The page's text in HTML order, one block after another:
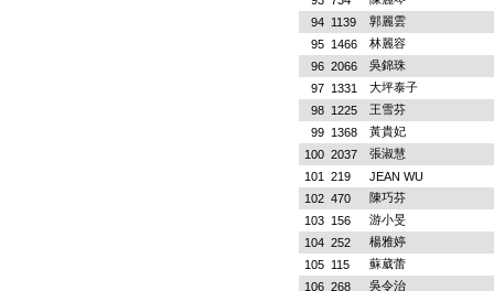
94 1139
郭麗雲
95 1466
林麗容
96 2066
吳錦珠
97 1331
大坪泰子
98 1225
王雪芬
99 1368
黃貴妃
100 2037
張淑慧
101
219
JEAN WU
102 470
陳巧芬
103 156
游小旻
104 252
楊雅婷
105 115
蘇葳蕾
106 268 吳令治